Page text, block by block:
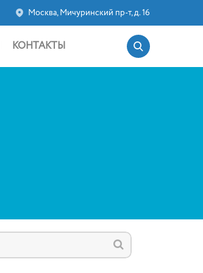
Москва, Мичуринский пр-т, д. 16
КОНТАКТЫ